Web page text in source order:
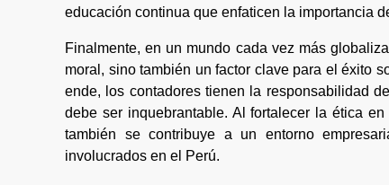
educación continua que enfaticen la importancia
Finalmente, en un mundo cada vez más
moral, sino también un factor clave para el éxito
ende, los contadores tienen la responsabilidad
debe ser inquebrantable. Al fortalecer la ética
también se contribuye a un entorno
involucrados en el Perú.